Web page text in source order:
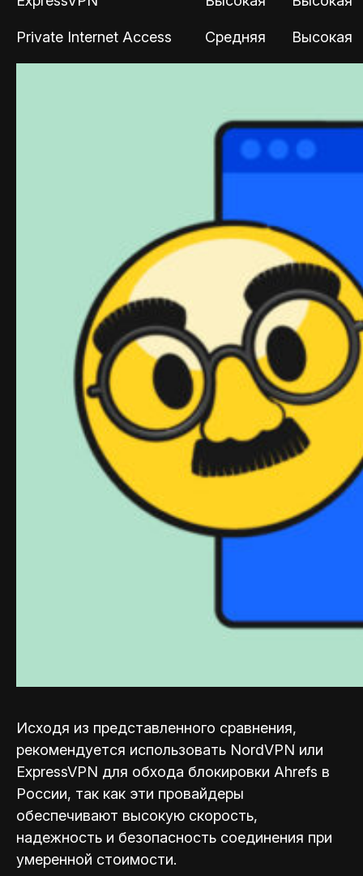
Private Internet Access Средняя Высокая
Исходя из представленного сравнения,
рекомендуется использовать NordVPN или
ExpressVPN для обхода блокировки Ahrefs в
России, так как эти провайдеры
обеспечивают высокую скорость,
надежность и безопасность соединения при
умеренной стоимости.